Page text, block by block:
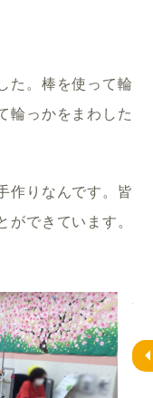
た。棒を使って輪
輪っかをまわした
作りなんです。皆
できています。